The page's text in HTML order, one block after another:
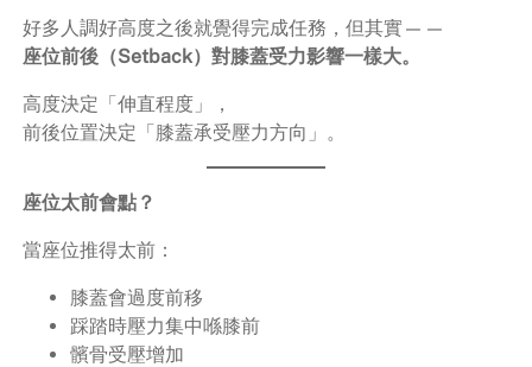
好多人調好高度之後就覺得完成任務，但其實——
座位前後（Setback）對膝蓋受力影響一樣大。
高度決定「伸直程度」，
前後位置決定「膝蓋承受壓力方向」。
座位太前會點？
當座位推得太前：
膝蓋會過度前移
踩踏時壓力集中喺膝前
髕骨受壓增加